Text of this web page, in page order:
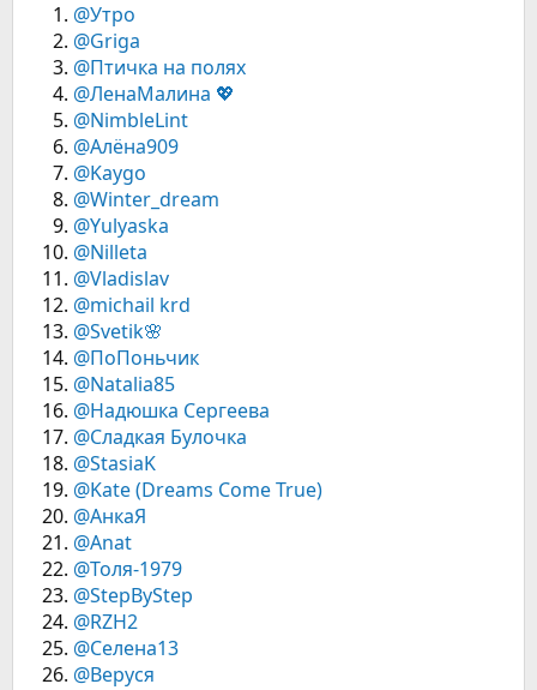
@Утро
@Griga
@Птичка на полях
@ЛенаМалина 💖
@NimbleLint
@Алёна909
@Kaygo
@Winter_dream
@Yulyaska
@Nilleta
@Vladislav
@michail krd
@Svetik🌸
@ПоПоньчик
@Natalia85
@Надюшка Сергеева
@Сладкая Булочка
@StasiaK
@Kate (Dreams Come True)
@АнкаЯ
@Anat
@Толя-1979
@StepByStep
@RZH2
@Селена13
@Веруся